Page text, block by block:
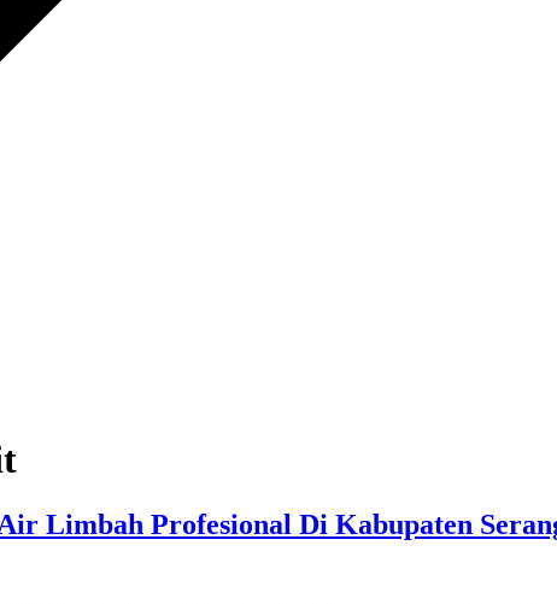
Limbah Profesional Di Kabupaten